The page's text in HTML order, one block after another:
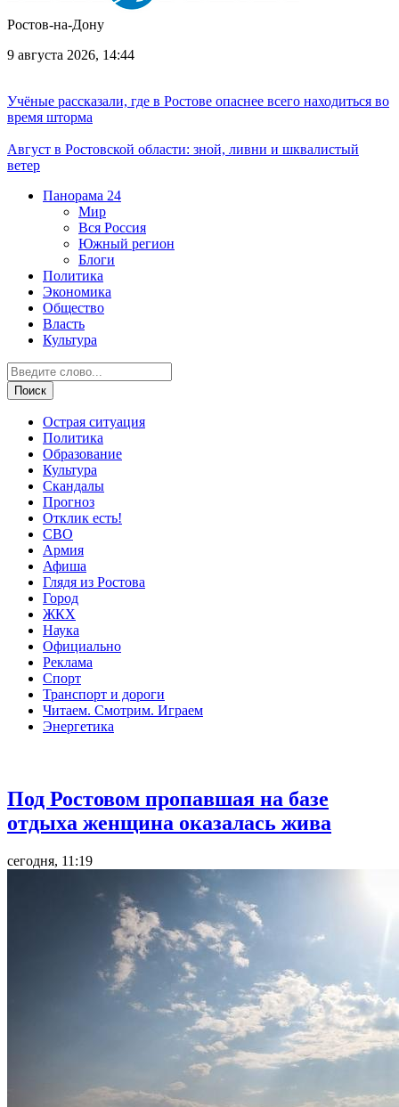
Ростов-на-Дону
9 августа 2026, 14:44
Учёные рассказали, где в Ростове опаснее всего находиться во
время шторма
Август в Ростовской области: зной, ливни и шквалистый
ветер
Панорама 24
Мир
Вся Россия
Южный регион
Блоги
Политика
Экономика
Общество
Власть
Культура
Острая ситуация
Политика
Образование
Культура
Скандалы
Прогноз
Отклик есть!
СВО
Армия
Афиша
Глядя из Ростова
Город
ЖКХ
Наука
Официально
Реклама
Спорт
Транспорт и дороги
Читаем. Смотрим. Играем
Энергетика
Под Ростовом пропавшая на базе
отдыха женщина оказалась жива
сегодня, 11:19